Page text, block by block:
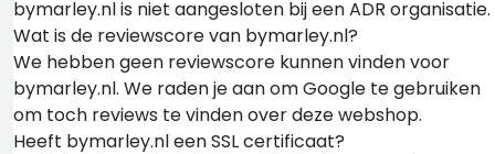
bymarley.nl is niet aangesloten bij een ADR organisatie.
Wat is de reviewscore van bymarley.nl?
We hebben geen reviewscore kunnen vinden voor
bymarley.nl. We raden je aan om Google te gebruiken
om toch reviews te vinden over deze webshop.
Heeft bymarley.nl een SSL certificaat?